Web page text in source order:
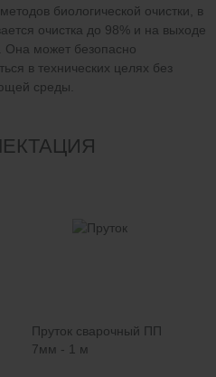
биологической очистки, в
очистка до 98% и на выходе
Она может безопасно
в технических целях без
среды.
Пруток сварочный ПП
7мм - 1 м